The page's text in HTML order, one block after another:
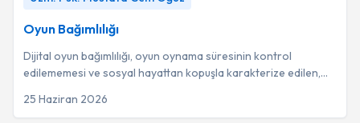
Oyun Bağımlılığı
Dijital oyun bağımlılığı, oyun oynama süresinin kontrol
edilememesi ve sosyal hayattan kopuşla karakterize edilen,
25 Haziran 2026